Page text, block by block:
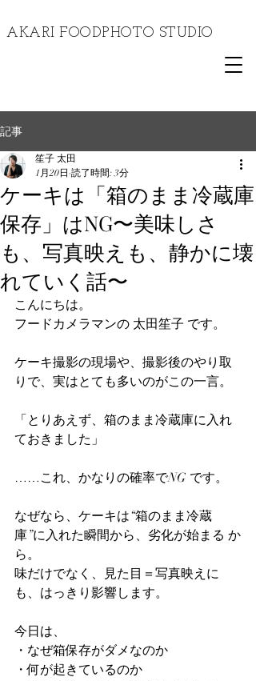
​AKARI FOODPHOTO STUDIO
記事
ケーキは「箱のまま冷蔵庫
保存」はNG〜美味しさ
も、写真映えも、静かに壊
れていく話〜
笙子 太田
1月20日 読了時間: 3分
こんにちは。
フードカメラマンの 太田笙子 です。
ケーキ撮影の現場や、撮影後のやり取
りで、実はとても多いのがこの一言。
「とりあえず、箱のまま冷蔵庫に入れ
ておきました」
……これ、かなりの確率でNG です。
なぜなら、ケーキは“箱のまま冷蔵
庫”に入れた瞬間から、劣化が始まる か
ら。
味だけでなく、見た目＝写真映えに
も、はっきり影響します。
今日は、
・なぜ箱保存がダメなのか
・何が起きているのか